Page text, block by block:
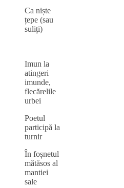
Ca niște
țepe (sau
suliți)
Imun la
atingeri
imunde,
flecărelile
urbei
Poetul
participă la
turnir
În foșnetul
mătăsos al
mantiei
sale